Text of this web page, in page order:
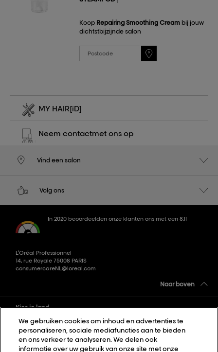
Koop Repairing Smoothing Cream bij jouw
dichtstbijzijnde salon
MY HAIR[iD]
Neem contactmet ons op
Vind een salon
Volg ons
In 2020 beoordeelden onze klanten ons met een 8,1!
L’Oréal Professionnel
14, rue Royale 75008 PARIS
consumercareNL@loreal.com
Naar boven
Kies je land
Sitemap
Algemene voorwaarden
We gebruiken cookies om inhoud en advertenties te
personaliseren, sociale mediafuncties aan te bieden
en ons verkeer te analyseren. We delen ook
informatie over uw gebruik van onze site met onze